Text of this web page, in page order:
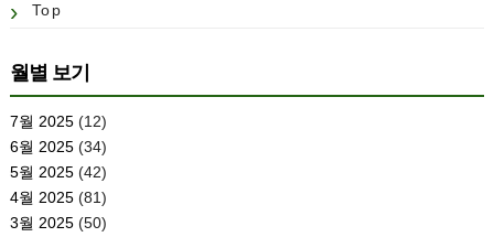
Top
월별 보기
7월 2025(12)
6월 2025(34)
5월 2025(42)
4월 2025(81)
3월 2025(50)